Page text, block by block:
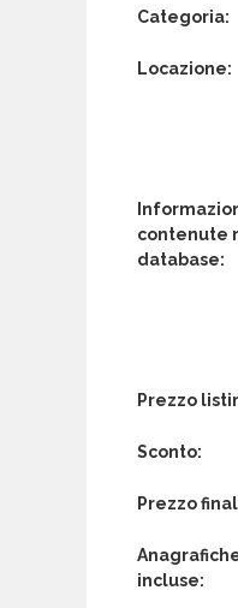
Categoria:
Locazione:
contenute
database:
Prezzo
Sconto:
Prezzo
incluse: